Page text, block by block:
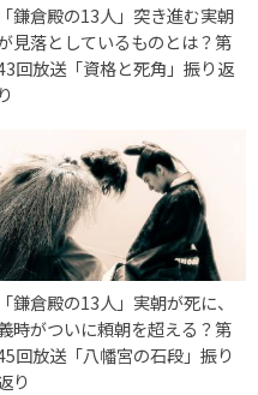
「鎌倉殿の13人」突き進む実朝
見落としているものとは？第
回放送「資格と死角」振り返
り
「鎌倉殿の13人」実朝が死に、
時がついに頼朝を超える？第
回放送「八幡宮の石段」振り
り